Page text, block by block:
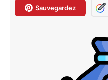
Sauvegardez